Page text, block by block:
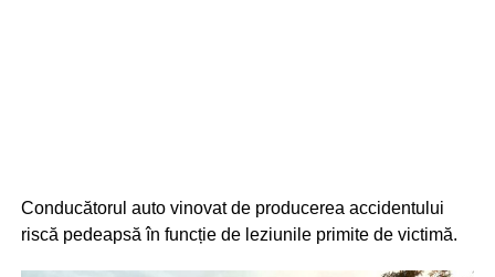
Conducătorul auto vinovat de producerea accidentului
riscă pedeapsă în funcție de leziunile primite de victimă.